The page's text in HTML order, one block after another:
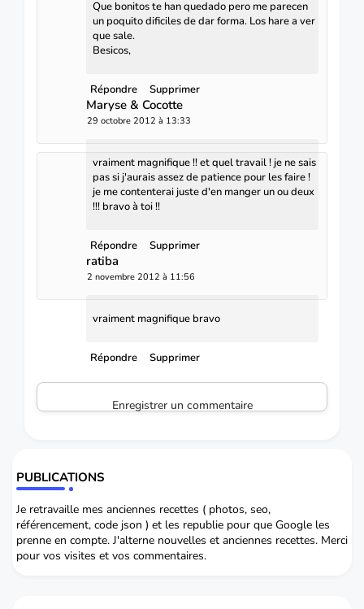
Que bonitos te han quedado pero me parecen
un poquito dificiles de dar forma. Los hare a ver
que sale.
Besicos,
Répondre Supprimer
Maryse & Cocotte
29 octobre 2012 à 13:33
vraiment magnifique !! et quel travail ! je ne sais
pas si j'aurais assez de patience pour les faire !
je me contenterai juste d'en manger un ou deux
!!! bravo à toi !!
Répondre Supprimer
ratiba
2 novembre 2012 à 11:56
vraiment magnifique bravo
Répondre Supprimer
Enregistrer un commentaire
PUBLICATIONS
Je retravaille mes anciennes recettes ( photos, seo,
référencement, code json ) et les republie pour que Google les
prenne en compte. J'alterne nouvelles et anciennes recettes. Merci
pour vos visites et vos commentaires.